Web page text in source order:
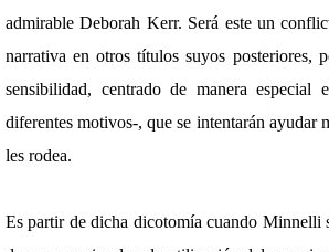
admirable Deborah Kerr. Será este un
narrativa en otros títulos suyos posteriores,
sensibilidad, centrado de manera especial
diferentes motivos-, que se intentarán ayudar
les rodea.
Es partir de dicha dicotomía cuando Minnelli